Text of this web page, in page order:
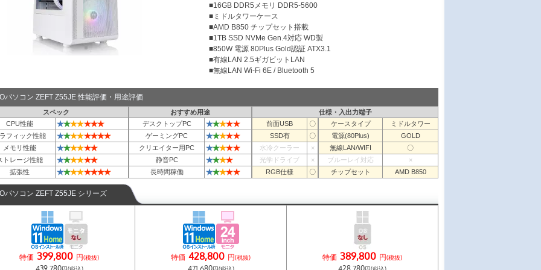
■16GB DDR5メモリ DDR5-5600
■ミドルタワーケース
■AMD B850 チップセット搭載
■1TB SSD NVMe Gen.4対応 WD製
■850W 電源 80Plus Gold認証 ATX3.1
■有線LAN 2.5ギガビットLAN
■無線LAN Wi-Fi 6E / Bluetooth 5
パソコン ZEFT Z55JE 性能評価・用途評価
スペック おすすめ用途
仕様・入出力端子
CPU性能
★★★★★★★ デスクトップPC ★★★★★ 前面USB 〇 ケースタイプ
ミドルタワー
フィック性能
★★★★★★★★ ゲーミングPC ★★★★★ SSD有 〇 電源(80Plus)
GOLD
メモリ性能
★★★★★★ クリエイター用PC ★★★★★ 水冷クーラー × 無線LAN/WIFI
〇
トレージ性能
★★★★★★ 静音PC ★★★★ 光学ドライブ × ブルーレイ対応
×
拡張性
★★★★★★★★ 長時間稼働 ★★★★★ RGB仕様 〇 チップセット AMD B850
パソコン ZEFT Z55JE シリーズ
特価 399,800 円(税抜) 特価 428,800 円(税抜) 特価 389,800 円(税抜)